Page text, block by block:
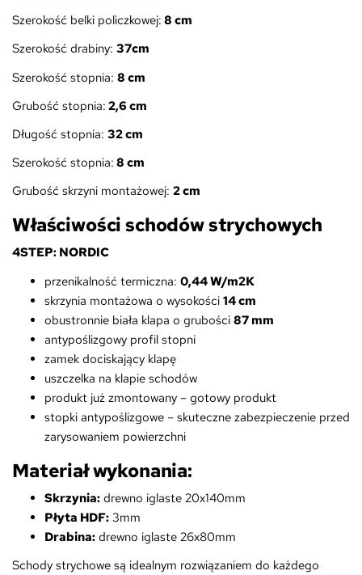
Szerokość belki policzkowej: 8 cm
Szerokość drabiny: 37cm
Szerokość stopnia: 8 cm
Grubość stopnia: 2,6 cm
Długość stopnia: 32 cm
Szerokość stopnia: 8 cm
Grubość skrzyni montażowej: 2 cm
Właściwości schodów strychowych
4STEP: NORDIC
przenikalność termiczna: 0,44 W/m2K
skrzynia montażowa o wysokości 14 cm
obustronnie biała klapa o grubości 87 mm
antypoślizgowy profil stopni
zamek dociskający klapę
uszczelka na klapie schodów
produkt już zmontowany – gotowy produkt
stopki antypoślizgowe – skuteczne zabezpieczenie przed
zarysowaniem powierzchni
Materiał wykonania:
Skrzynia: drewno iglaste 20x140mm
Płyta HDF: 3mm
Drabina: drewno iglaste 26x80mm
Schody strychowe są idealnym rozwiązaniem do każdego